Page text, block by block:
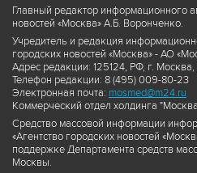
Главный редактор информационного
новостей «Москва» А.Б. Воронченко.
Учредитель и редакция
городских новостей «Москва» - АО
Адрес редакции: 125124, РФ, г.
Телефон редакции: 8 (495) 009-80-23
Электронная почта: mosmed@m24.ru
Коммерческий отдел холдинга
Средство массовой информации
«Агентство городских новостей
поддержке Департамента средств
Москвы.